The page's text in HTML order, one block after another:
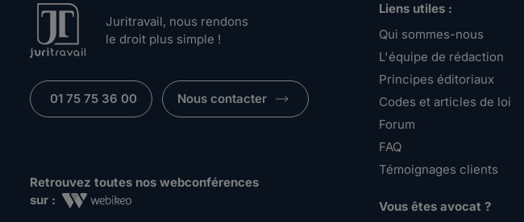
Juritravail, nous rendons
le droit plus simple !
01 75 75 36 00 Nous contacter
Retrouvez toutes nos webconférences
sur :
Liens utiles :
Qui sommes-nous
L'équipe de rédaction
Principes éditoriaux
Codes et articles de loi
Forum
FAQ
Témoignages clients
Vous êtes avocat ?